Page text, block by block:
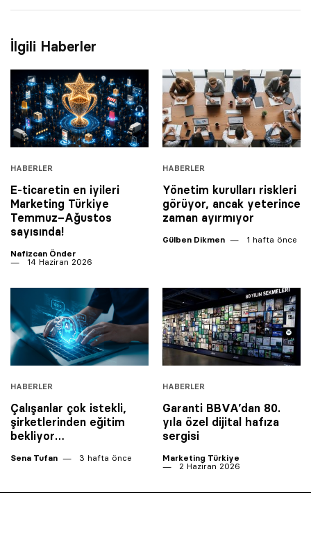
İlgili Haberler
HABERLER
E-ticaretin en iyileri
Marketing Türkiye
Temmuz–Ağustos
sayısında!
Nafizcan Önder
14 Haziran 2026
HABERLER
Yönetim kurulları riskleri
görüyor, ancak yeterince
zaman ayırmıyor
Gülben Dikmen 1 hafta önce
HABERLER
Çalışanlar çok istekli,
şirketlerinden eğitim
bekliyor…
Sena Tufan 3 hafta önce
HABERLER
Garanti BBVA’dan 80.
yıla özel dijital hafıza
sergisi
Marketing Türkiye
2 Haziran 2026